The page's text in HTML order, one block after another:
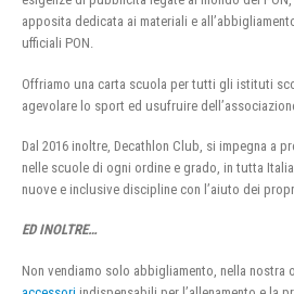
apposita dedicata ai materiali e
ufficiali PON.
Offriamo una carta scuola per tutti gli istituti
agevolare lo sport ed usufruire
Dal 2016 inoltre, Decathlon Club, si impegna a
nelle scuole di ogni ordine e grado, in tutta
nuove e inclusive discipline con l’aiuto dei
ED INOLTRE…
Non vendiamo solo abbigliamento, nella nostra